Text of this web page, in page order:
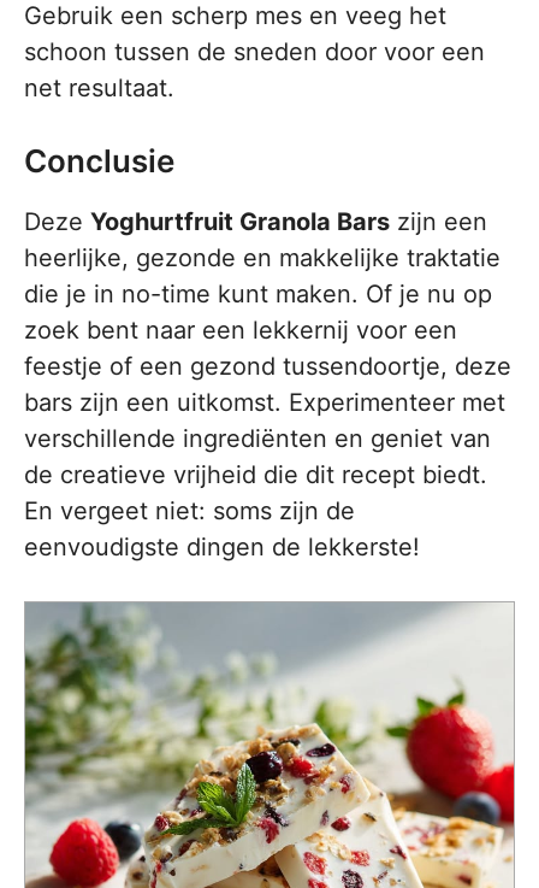
Gebruik een scherp mes en veeg het
schoon tussen de sneden door voor een
net resultaat.
Conclusie
Deze Yoghurtfruit Granola Bars zijn een
heerlijke, gezonde en makkelijke traktatie
die je in no-time kunt maken. Of je nu op
zoek bent naar een lekkernij voor een
feestje of een gezond tussendoortje, deze
bars zijn een uitkomst. Experimenteer met
verschillende ingrediënten en geniet van
de creatieve vrijheid die dit recept biedt.
En vergeet niet: soms zijn de
eenvoudigste dingen de lekkerste!